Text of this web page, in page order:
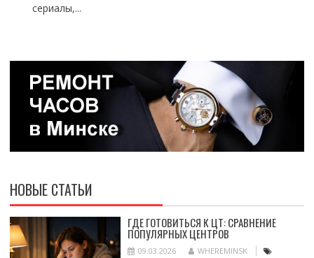
сериалы,...
НОВЫЕ СТАТЬИ
ГДЕ ГОТОВИТЬСЯ К ЦТ: СРАВНЕНИЕ
ПОПУЛЯРНЫХ ЦЕНТРОВ
09.03.2026
WHEREMINSK